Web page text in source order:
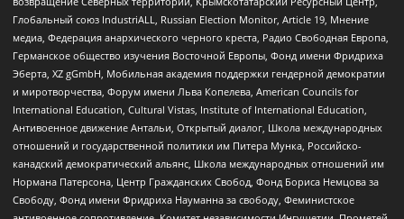
Глобальный союз IndustriALL, Russian Election Monitor, Article 19, Мнение
медиа, Федерация анархического черного креста, Радио Свободная Европа,
Германское общество изучения Восточной Европы, Фонд имени Фридриха
Эберта, XZ gGmbH, Мобильная академия поддержки гендерной демократии
и миротворчества, Форум имени Льва Копелева, American Councils for
International Education, Cultural Vistas, Institute of International Education,
Антивоенное движение Антальи, Открытый диалог, Школа международных
отношений и государственной политики им Питера Мунка, Российско-
канадский демократический альянс, Школа международных отношений им
Нормана Патерсона, Центр Гражданских Свобод, Фонд Бориса Немцова за
Свободу, Фонд имени Фридриха Науманна за свободу, Феминистское